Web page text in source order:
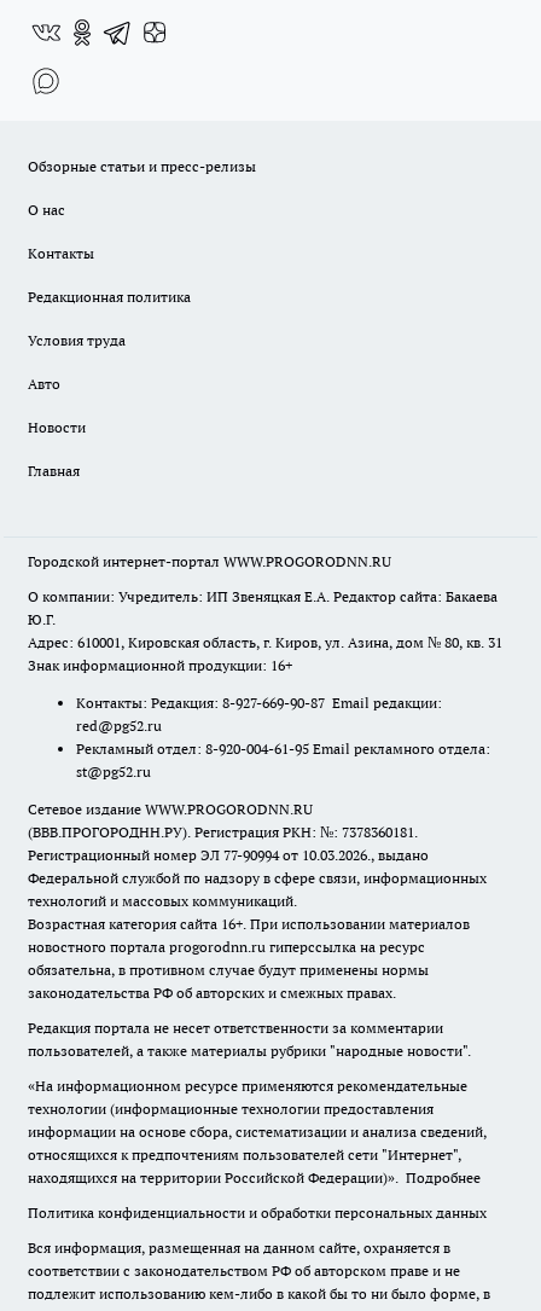
Обзорные статьи и пресс-релизы
О нас
Контакты
Редакционная политика
Условия труда
Авто
Новости
Главная
Городской интернет-портал WWW.PROGORODNN.RU
О компании: Учредитель: ИП Звеняцкая Е.А. Редактор сайта: Бакаева
Ю.Г.
Адрес: 610001, Кировская область, г. Киров, ул. Азина, дом № 80, кв. 31
Знак информационной продукции: 16+
Контакты: Редакция: 8-927-669-90-87 Email редакции:
red@pg52.ru
Рекламный отдел: 8-920-004-61-95 Email рекламного отдела:
st@pg52.ru
Сетевое издание WWW.PROGORODNN.RU
(ВВВ.ПРОГОРОДНН.РУ). Регистрация РКН: №: 7378360181.
Регистрационный номер ЭЛ 77-90994 от 10.03.2026., выдано
Федеральной службой по надзору в сфере связи, информационных
технологий и массовых коммуникаций.
Возрастная категория сайта 16+. При использовании материалов
новостного портала progorodnn.ru гиперссылка на ресурс
обязательна, в противном случае будут применены нормы
законодательства РФ об авторских и смежных правах.
Редакция портала не несет ответственности за комментарии
пользователей, а также материалы рубрики "народные новости".
«На информационном ресурсе применяются рекомендательные
технологии (информационные технологии предоставления
информации на основе сбора, систематизации и анализа сведений,
относящихся к предпочтениям пользователей сети "Интернет",
находящихся на территории Российской Федерации)». Подробнее
Политика конфиденциальности и обработки персональных данных
Вся информация, размещенная на данном сайте, охраняется в
соответствии с законодательством РФ об авторском праве и не
подлежит использованию кем-либо в какой бы то ни было форме, в